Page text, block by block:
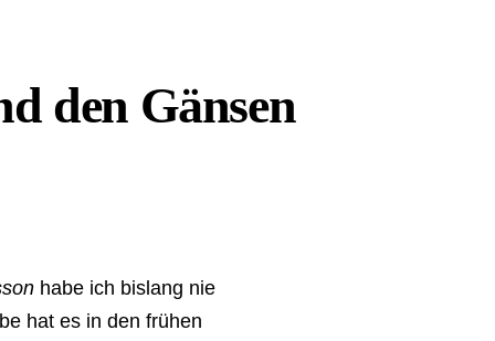
den Gänsen
habe ich bislang nie
hat es in den frühen